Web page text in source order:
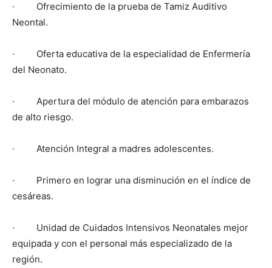
· Ofrecimiento de la prueba de Tamiz Auditivo
Neontal.
· Oferta educativa de la especialidad de Enfermería
del Neonato.
· Apertura del módulo de atención para embarazos
de alto riesgo.
· Atención Integral a madres adolescentes.
· Primero en lograr una disminución en el índice de
cesáreas.
· Unidad de Cuidados Intensivos Neonatales mejor
equipada y con el personal más especializado de la
región.